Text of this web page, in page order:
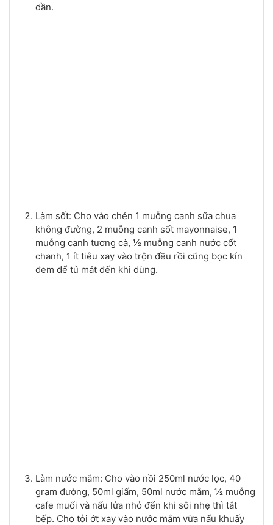
dần.
Làm sốt: Cho vào chén 1 muỗng canh sữa chua
không đường, 2 muỗng canh sốt mayonnaise, 1
muỗng canh tương cà, ½ muỗng canh nước cốt
chanh, 1 ít tiêu xay vào trộn đều rồi cũng bọc kín
đem để tủ mát đến khi dùng.
Làm nước mắm: Cho vào nồi 250ml nước lọc, 40
gram đường, 50ml giấm, 50ml nước mắm, ½ muỗng
cafe muối và nấu lửa nhỏ đến khi sôi nhẹ thì tắt
bếp. Cho tỏi ớt xay vào nước mắm vừa nấu khuấy